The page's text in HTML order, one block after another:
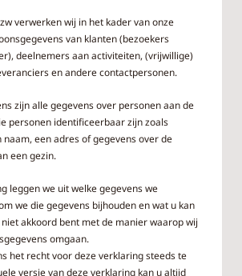
verwerken wij in het kader van onze
van klanten (bezoekers
deelnemers aan activiteiten, (vrijwillige)
en andere contactpersonen.
zijn alle gegevens over personen aan de
personen identificeerbaar zijn zoals
naam, een adres of gegevens over de
een gezin.
leggen we uit welke gegevens we
we die gegevens bijhouden en wat u kan
akkoord bent met de manier waarop wij
omgaan.
het recht voor deze verklaring steeds te
versie van deze verklaring kan u altijd